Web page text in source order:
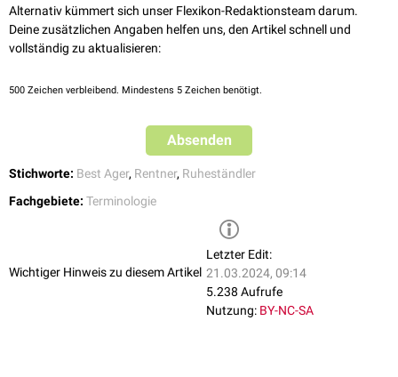
Alternativ kümmert sich unser Flexikon-Redaktionsteam darum.
Deine zusätzlichen Angaben helfen uns, den Artikel schnell und
vollständig zu aktualisieren:
500 Zeichen verbleibend. Mindestens 5 Zeichen benötigt.
Absenden
Stichworte: Best Ager, Rentner, Ruheständler
Fachgebiete: Terminologie
Wichtiger Hinweis zu diesem Artikel
Letzter Edit:
21.03.2024, 09:14
5.238 Aufrufe
Nutzung: BY-NC-SA